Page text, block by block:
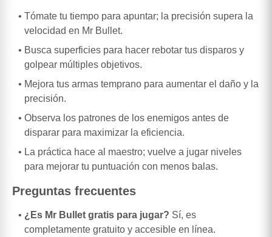
Tómate tu tiempo para apuntar; la precisión supera la
velocidad en Mr Bullet.
Busca superficies para hacer rebotar tus disparos y
golpear múltiples objetivos.
Mejora tus armas temprano para aumentar el daño y la
precisión.
Observa los patrones de los enemigos antes de
disparar para maximizar la eficiencia.
La práctica hace al maestro; vuelve a jugar niveles
para mejorar tu puntuación con menos balas.
Preguntas frecuentes
¿Es Mr Bullet gratis para jugar? Sí, es
completamente gratuito y accesible en línea.